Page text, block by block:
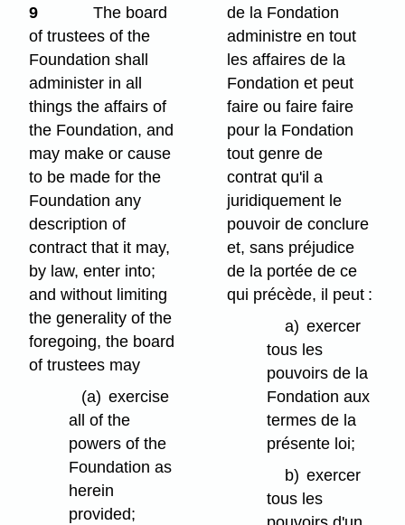
9
The board
of trustees of the
Foundation shall
administer in all
things the affairs of
the Foundation, and
may make or cause
to be made for the
Foundation any
description of
contract that it may,
by law, enter into;
and without limiting
the generality of the
foregoing, the board
of trustees may
(a) exercise
all of the
powers of the
Foundation as
herein
provided;
de la Fondation
administre en tout
les affaires de la
Fondation et peut
faire ou faire faire
pour la Fondation
tout genre de
contrat qu'il a
juridiquement le
pouvoir de conclure
et, sans préjudice
de la portée de ce
qui précède, il peut :
a) exercer
tous les
pouvoirs de la
Fondation aux
termes de la
présente loi;
b) exercer
tous les